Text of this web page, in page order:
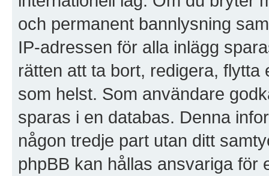
och permanent bannlysning
IP-adressen för alla inlägg
rätten att ta bort, redigera,
som helst. Som användare
sparas i en databas. Denna
någon tredje part utan ditt
phpBB kan hållas ansvariga för